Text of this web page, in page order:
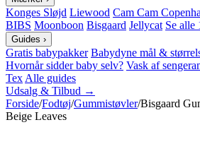
Konges Sløjd Liewood Cam Cam
BIBS Moonboon Bisgaard Jellycat Se alle
Guides ›
Gratis babypakker Babydyne mål &
Hvornår sidder baby selv? Vask af
Tex Alle guides
Udsalg & Tilbud →
Forside/Fodtøj/Gummistøvler/Bisgaard
Beige Leaves